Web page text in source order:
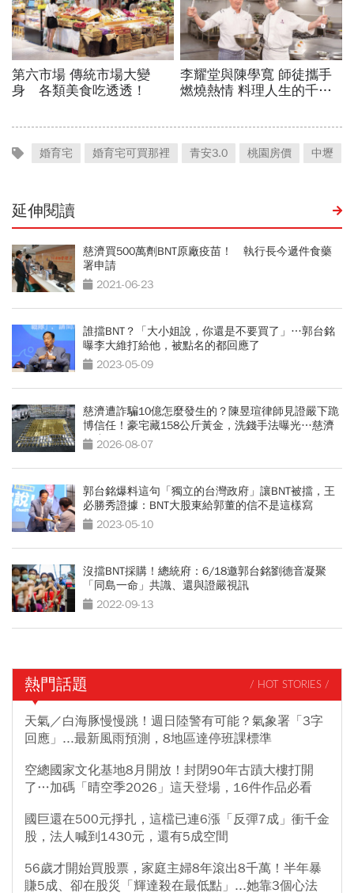
婚育宅 婚育宅可買那裡 青安3.0 桃園房價 中壢
延伸閱讀
慈濟買500萬劑BNT原廠疫苗！ 執行長今遞件食藥
署申請
2021-06-23
誰擋BNT？「大小姐說，你還是不要買了」…郭台銘
曝李大維打給他，被點名的都回應了
2023-05-09
慈濟遭詐騙10億怎麼發生的？陳昱瑄律師見證嚴下跪
博信任！豪宅藏158公斤黃金，洗錢手法曝光…慈濟
回應了
2026-08-07
郭台銘爆料這句「獨立的台灣政府」讓BNT被擋，王
必勝秀證據：BNT大股東給郭董的信不是這樣寫
2023-05-10
沒擋BNT採購！總統府：6/18邀郭台銘劉德音凝聚
「同島一命」共識、還與證嚴視訊
2022-09-13
熱門話題 / HOT STORIES /
天氣／白海豚慢慢跳！週日陸警有可能？氣象署「3字
回應」...最新風雨預測，8地區達停班課標準
空總國家文化基地8月開放！封閉90年古蹟大樓打開
了…加碼「晴空季2026」這天登場，16件作品必看
國巨還在500元掙扎，這檔已連6漲「反彈7成」衝千金
股，法人喊到1430元，還有5成空間
56歲才開始買股票，家庭主婦8年滾出8千萬！半年暴
賺5成、卻在股災「輝達殺在最低點」...她靠3個心法